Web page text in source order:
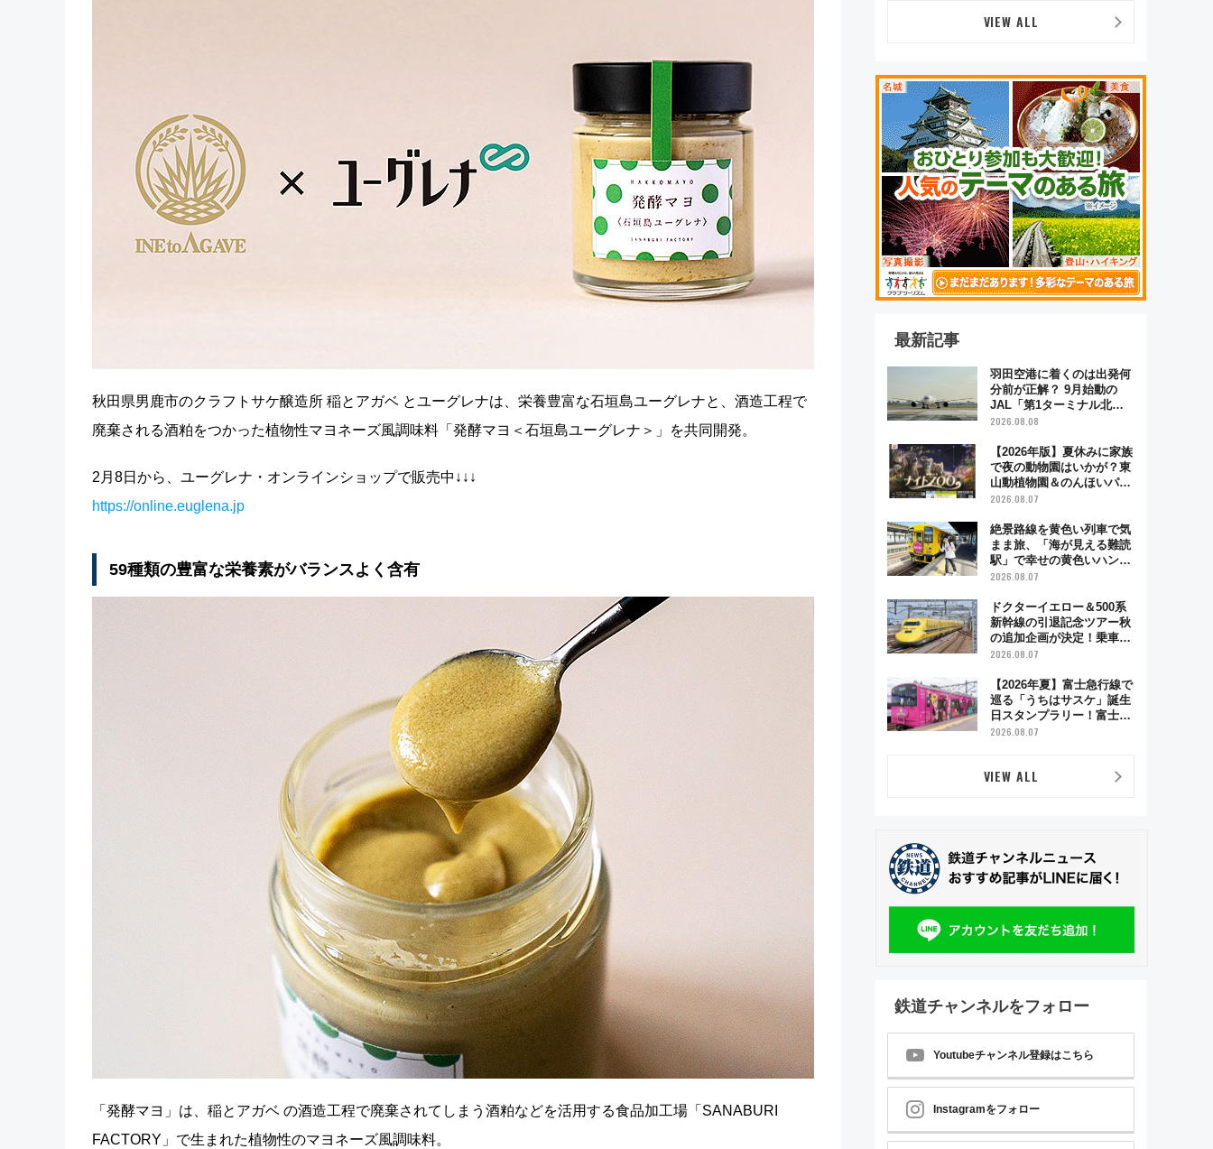
秋田県男鹿市のクラフトサケ醸造所 稲とアガベ とユーグレナは、栄養豊富な石垣島ユーグレナと、酒造工程で
廃棄される酒粕をつかった植物性マヨネーズ風調味料「発酵マヨ＜石垣島ユーグレナ＞」を共同開発。
2月8日から、ユーグレナ・オンラインショップで販売中↓↓↓
https://online.euglena.jp
59種類の豊富な栄養素がバランスよく含有
「発酵マヨ」は、稲とアガベ の酒造工程で廃棄されてしまう酒粕などを活用する食品加工場「SANABURI
FACTORY」で生まれた植物性のマヨネーズ風調味料。
VIEW ALL
最新記事
羽田空港に着くのは出発何
分前が正解？ 9月始動の
JAL「第1ターミナル北側
サテライト」は徒歩1キロ
点まとめ
2026.08.08
【2026年版】夏休みに家族
で夜の動物園はいかが？東
山動植物園＆のんほいパー
ク「ナイトZOO」開催情報
2026.08.07
絶景路線を黄色い列車で気
まま旅、「海が見える難読
駅」で幸せの黄色いハンカ
チに願いを 「新・鉄道ひ
「島原鉄道」
2026.08.07
ドクターイエロー＆500系
新幹線の引退記念ツアー秋
の追加企画が決定！乗車体
験やグッズ・ホテル情報ま
2026.08.07
【2026年夏】富士急行線で
巡る「うちはサスケ」誕生
日スタンプラリー！富士急
ハイランド限定グルメ＆グ
2026.08.07
VIEW ALL
鉄道チャンネルをフォロー
Youtubeチャンネル登録はこちら
Instagramをフォロー